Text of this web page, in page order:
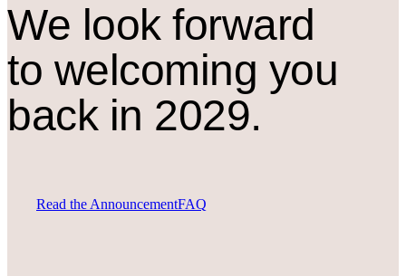
We look forward
to welcoming you
back in 2029.
Read the AnnouncementFAQ